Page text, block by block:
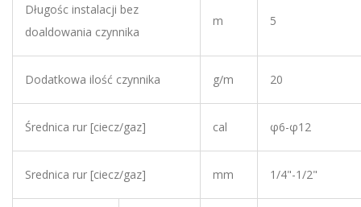
Długośc instalacji bez
doaldowania czynnika
m 5
Dodatkowa ilość czynnika g/m 20
Średnica rur [ciecz/gaz] cal φ6-φ12
Srednica rur [ciecz/gaz] mm 1/4"-1/2"